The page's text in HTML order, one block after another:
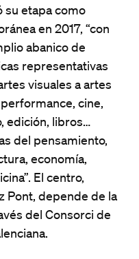
su etapa como
en 2017, “con
abanico de
representativas
visuales a artes
cine,
edición, libros…
del pensamiento,
economía,
El centro,
Pont, depende de la
del Consorci de